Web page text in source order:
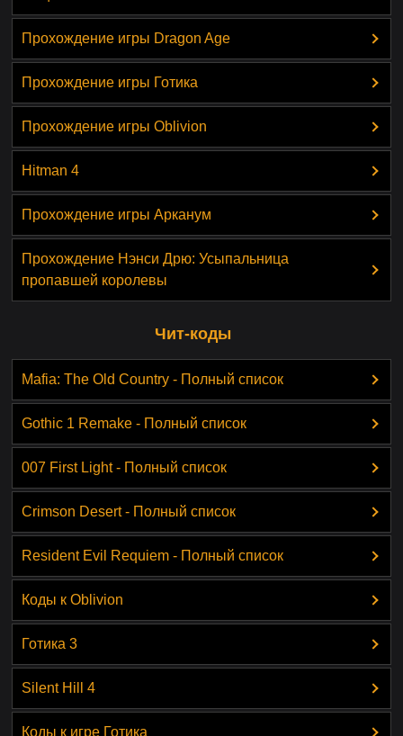
Прохождение игры Dragon Age
Прохождение игры Готика
Прохождение игры Oblivion
Hitman 4
Прохождение игры Арканум
Прохождение Нэнси Дрю: Усыпальница
пропавшей королевы
Чит-коды
Mafia: The Old Country - Полный список
Gothic 1 Remake - Полный список
007 First Light - Полный список
Crimson Desert - Полный список
Resident Evil Requiem - Полный список
Коды к Oblivion
Готика 3
Silent Hill 4
Коды к игре Готика